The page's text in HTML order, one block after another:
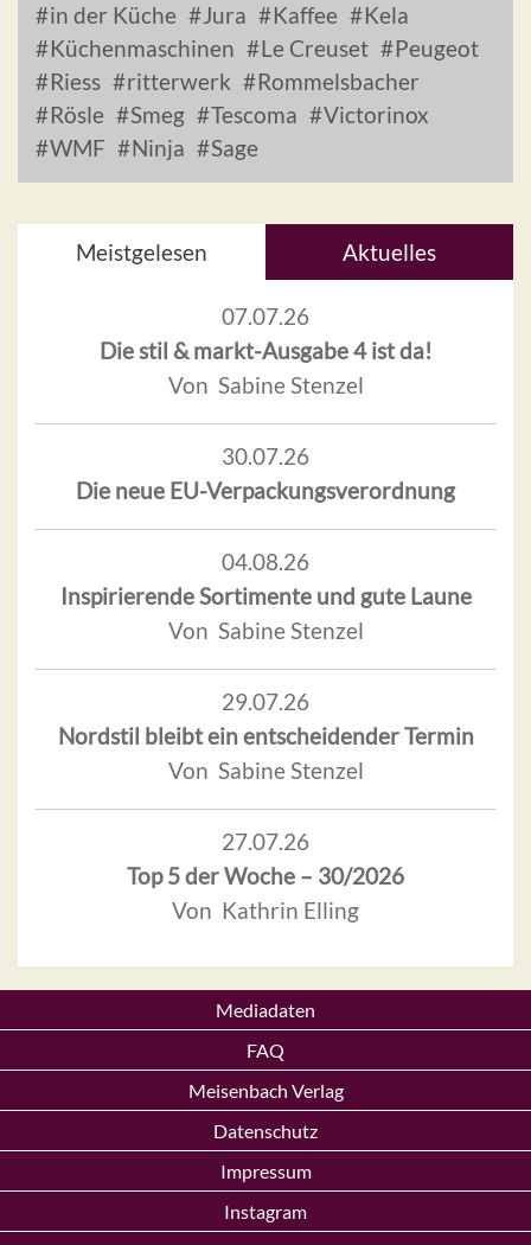
in der Küche
Jura Kaffee
Kela
Küchenmaschinen
Le Creuset
Peugeot
Riess
ritterwerk
Rommelsbacher
Rösle
Smeg Tescoma
Victorinox
WMF
Ninja Sage
Meistgelesen Aktuelles
07.07.26
Die stil & markt-Ausgabe 4 ist da!
Von Sabine Stenzel
30.07.26
Die neue EU-Verpackungsverordnung
04.08.26
Inspirierende Sortimente und gute Laune
Von Sabine Stenzel
29.07.26
Nordstil bleibt ein entscheidender Termin
Von Sabine Stenzel
27.07.26
Top 5 der Woche – 30/2026
Von Kathrin Elling
Mediadaten
FAQ
Meisenbach Verlag
Datenschutz
Impressum
Instagram